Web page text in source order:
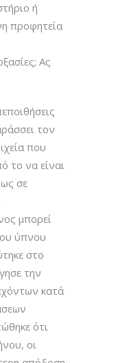
ή
προφητεία
Ας
τον
που
το να είναι
σε
μπορεί
ύπνου
στο
την
κατά
ότι
οι